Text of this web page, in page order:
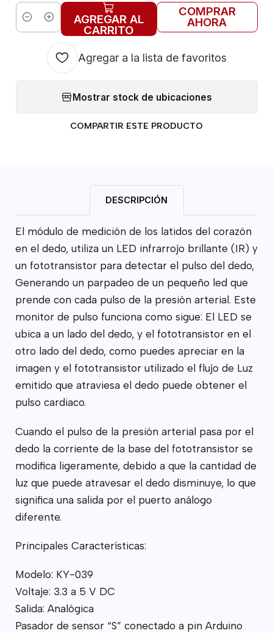
Cantidad AGREGAR AL
CARRITO
COMPRAR
AHORA
Agregar a la lista de favoritos
Mostrar stock de ubicaciones
COMPARTIR ESTE PRODUCTO
DESCRIPCIÓN
El módulo de medición de los latidos del corazón
en el dedo, utiliza un LED infrarrojo brillante (IR) y
un fototransistor para detectar el pulso del dedo,
Generando un parpadeo de un pequeño led que
prende con cada pulso de la presión arterial. Este
monitor de pulso funciona como sigue: El LED se
ubica a un lado del dedo, y el fototransistor en el
otro lado del dedo, como puedes apreciar en la
imagen y el fototransistor utilizado el flujo de Luz
emitido que atraviesa el dedo puede obtener el
pulso cardiaco.
Cuando el pulso de la presión arterial pasa por el
dedo la corriente de la base del fototransistor se
modifica ligeramente, debido a que la cantidad de
luz que puede atravesar el dedo disminuye, lo que
significa una salida por el puerto análogo
diferente.
Principales Características:
Modelo: KY-039
Voltaje: 3.3 a 5 V DC
Salida: Analógica
Pasador de sensor “S” conectado a pin Arduino